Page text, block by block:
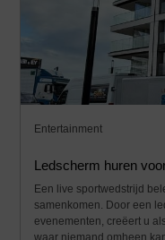
Entertainment
Ledscherm huren
Een live sportwedstrijd
samenkomen. Door een
evenementen, creëert u